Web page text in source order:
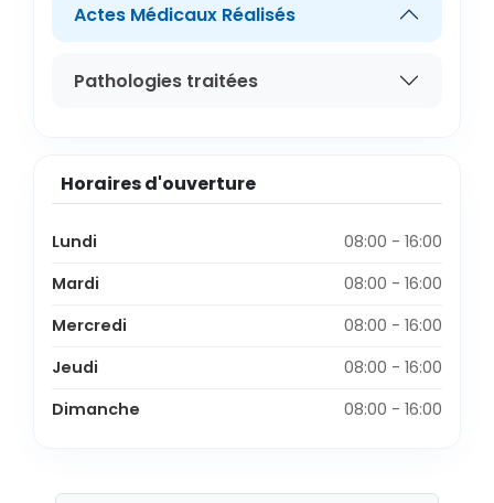
Actes Médicaux Réalisés
Pathologies traitées
Horaires d'ouverture
Lundi
08:00 - 16:00
Mardi
08:00 - 16:00
Mercredi
08:00 - 16:00
Jeudi
08:00 - 16:00
Dimanche
08:00 - 16:00